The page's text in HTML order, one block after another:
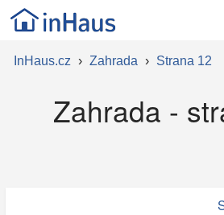
InHaus.cz › Zahrada › Strana 12
Zahrada -